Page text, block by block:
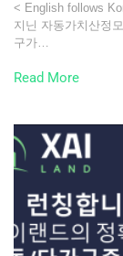
< English follows
지닌 자동가치산정
구가…
Read More